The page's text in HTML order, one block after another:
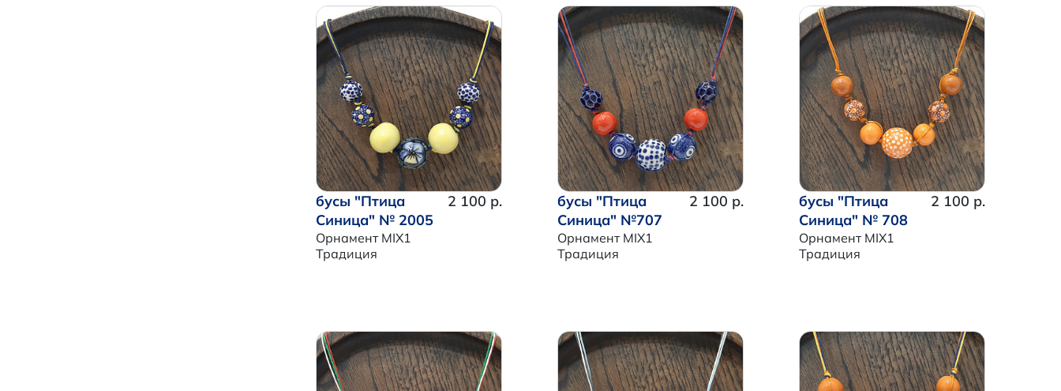
бусы "Птица
Синица" № 2005
Орнамент MIX1
Традиция
2 100 р.
бусы "Птица
Синица" №707
Орнамент MIX1
Традиция
2 100 р.
бусы "Птица
Синица" № 708
Орнамент MIX1
Традиция
2 100 р.